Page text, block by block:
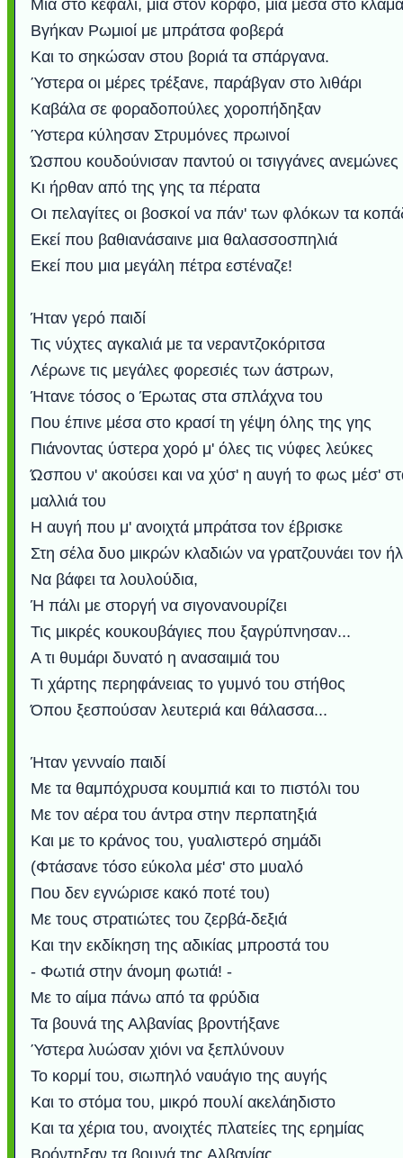
Μια στο κεφάλι, μια στον κόρφο, μια μέσα στο
Βγήκαν Ρωμιοί με μπράτσα φοβερά
Και το σηκώσαν στου βοριά τα σπάργανα.
Ύστερα οι μέρες τρέξανε, παράβγαν στο λιθάρι
Καβάλα σε φοραδοπούλες χοροπήδηξαν
Ύστερα κύλησαν Στρυμόνες πρωινοί
Ώσπου κουδούνισαν παντού οι τσιγγάνες ανεμώνες
Κι ήρθαν από της γης τα πέρατα
Οι πελαγίτες οι βοσκοί να πάν' των φλόκων τα
Εκεί που βαθιανάσαινε μια θαλασσοσπηλιά
Εκεί που μια μεγάλη πέτρα εστέναζε!
Ήταν γερό παιδί
Τις νύχτες αγκαλιά με τα νεραντζοκόριτσα
Λέρωνε τις μεγάλες φορεσιές των άστρων,
Ήτανε τόσος ο Έρωτας στα σπλάχνα του
Που έπινε μέσα στο κρασί τη γέψη όλης της γης
Πιάνοντας ύστερα χορό μ' όλες τις νύφες λεύκες
Ώσπου ν' ακούσει και να χύσ' η αυγή το φως μέσ'
μαλλιά του
Η αυγή που μ' ανοιχτά μπράτσα τον έβρισκε
Στη σέλα δυο μικρών κλαδιών να γρατζουνάει τον
Να βάφει τα λουλούδια,
Ή πάλι με στοργή να σιγονανουρίζει
Τις μικρές κουκουβάγιες που ξαγρύπνησαν...
Α τι θυμάρι δυνατό η ανασαιμιά του
Τι χάρτης περηφάνειας το γυμνό του στήθος
Όπου ξεσπούσαν λευτεριά και θάλασσα...
Ήταν γενναίο παιδί
Με τα θαμπόχρυσα κουμπιά και το πιστόλι του
Με τον αέρα του άντρα στην περπατηξιά
Και με το κράνος του, γυαλιστερό σημάδι
(Φτάσανε τόσο εύκολα μέσ' στο μυαλό
Που δεν εγνώρισε κακό ποτέ του)
Με τους στρατιώτες του ζερβά-δεξιά
Και την εκδίκηση της αδικίας μπροστά του
- Φωτιά στην άνομη φωτιά! -
Με το αίμα πάνω από τα φρύδια
Τα βουνά της Αλβανίας βροντήξανε
Ύστερα λυώσαν χιόνι να ξεπλύνουν
Το κορμί του, σιωπηλό ναυάγιο της αυγής
Και το στόμα του, μικρό πουλί ακελάηδιστο
Και τα χέρια του, ανοιχτές πλατείες της ερημίας